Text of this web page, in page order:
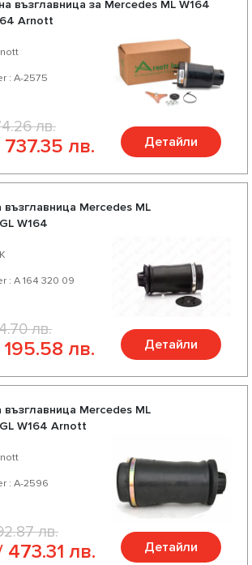
качество, богат асортимент и
над 200 продукта за Вашият
възглавница за Mercedes ML W164
Arnott
: A-2575
лв.
лв. Детайли
Mercedes ML
W164
: A 164 320 09
лв.
лв. Детайли
Mercedes ML
W164 Arnott
: A-2596
лв.
лв. Детайли